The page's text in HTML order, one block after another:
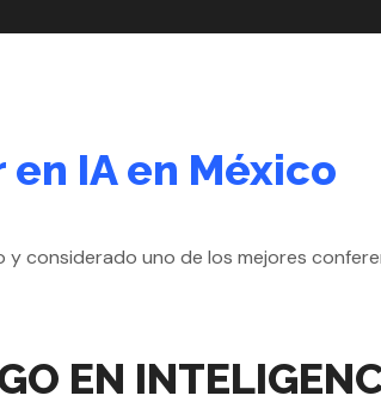
IA en México
EN